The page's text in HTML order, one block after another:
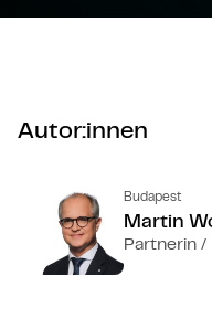
Autor:innen
Budapest
Martin
Partnerin /